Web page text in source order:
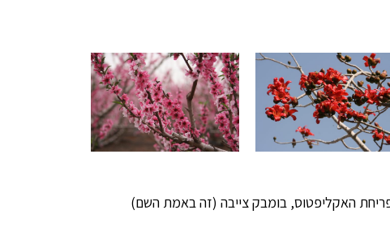
האקליפטוס, בומבק צייבה (זה באמת השם)